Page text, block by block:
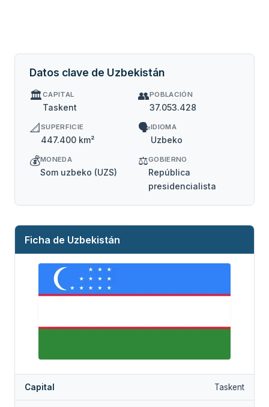
Datos clave de Uzbekistán
🏛️CAPITAL
Taskent
👥POBLACIÓN
37.053.428
📐SUPERFICIE
447.400 km²
🗣️IDIOMA
Uzbeko
💰MONEDA
Som uzbeko (UZS)
⚖️GOBIERNO
República
presidencialista
Ficha de Uzbekistán
Capital Taskent